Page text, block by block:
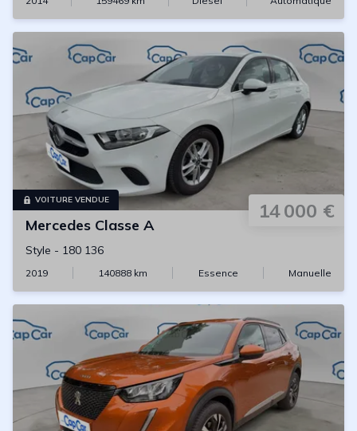
VOITURE VENDUE 14 000 €
Mercedes Classe A
Style - 180 136
2019 140888 km Essence Manuelle